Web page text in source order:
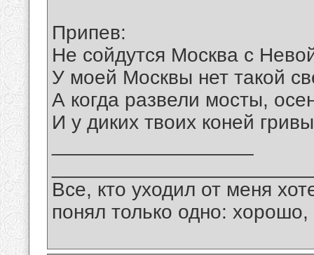
Припев:
Не сойдутся Москва с
У моей Москвы нет такой
А когда развели мосты,
И у диких твоих коней
Все, кто уходил от меня
понял только одно: